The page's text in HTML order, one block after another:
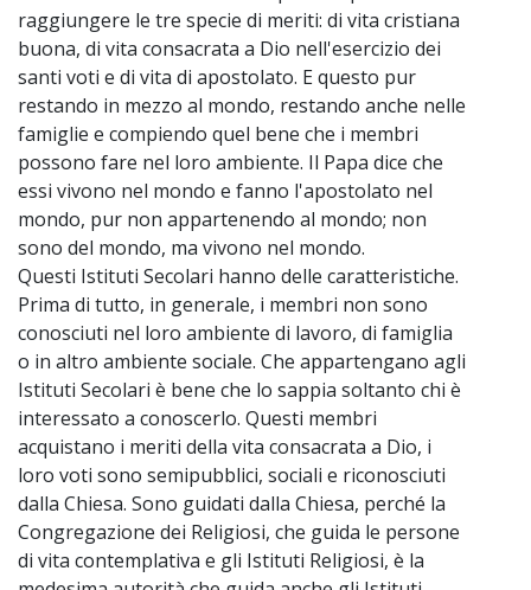
raggiungere le tre specie di meriti: di vita cristiana
buona, di vita consacrata a Dio nell'esercizio dei
santi voti e di vita di apostolato. E questo pur
restando in mezzo al mondo, restando anche nelle
famiglie e compiendo quel bene che i membri
possono fare nel loro ambiente. Il Papa dice che
essi vivono nel mondo e fanno l'apostolato nel
mondo, pur non appartenendo al mondo; non
sono del mondo, ma vivono nel mondo.
Questi Istituti Secolari hanno delle caratteristiche.
Prima di tutto, in generale, i membri non sono
conosciuti nel loro ambiente di lavoro, di famiglia
o in altro ambiente sociale. Che appartengano agli
Istituti Secolari è bene che lo sappia soltanto chi è
interessato a conoscerlo. Questi membri
acquistano i meriti della vita consacrata a Dio, i
loro voti sono semipubblici, sociali e riconosciuti
dalla Chiesa. Sono guidati dalla Chiesa, perché la
Congregazione dei Religiosi, che guida le persone
di vita contemplativa e gli Istituti Religiosi, è la